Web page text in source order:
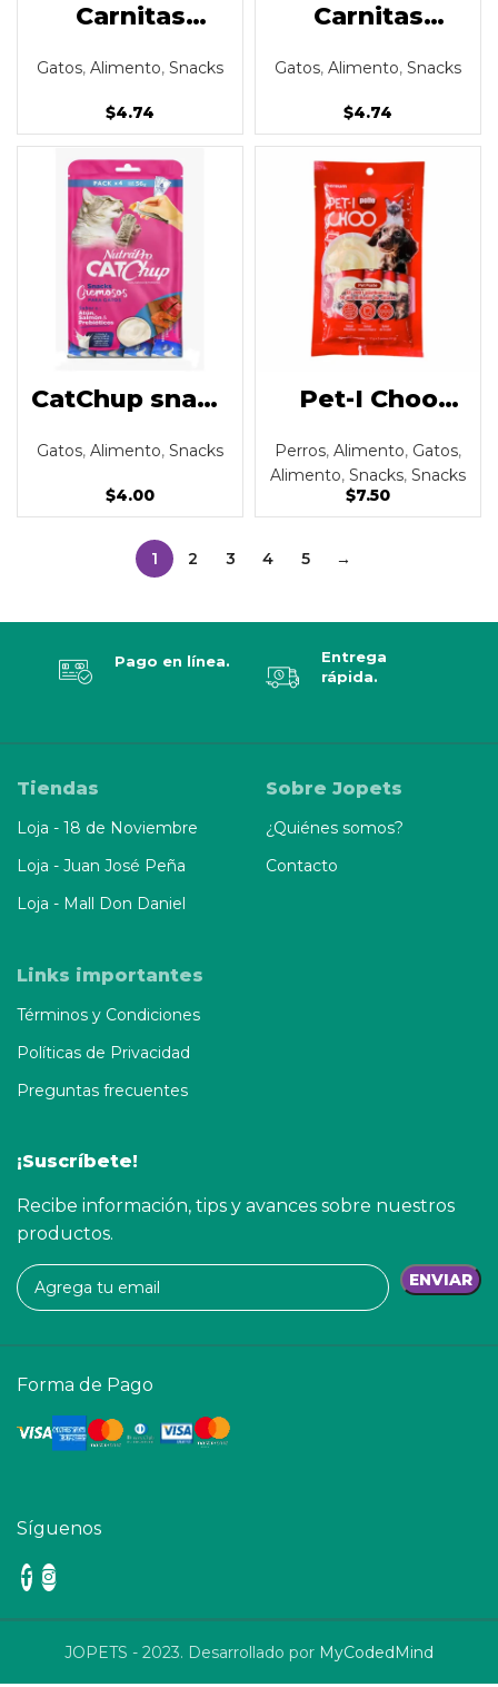
Carnitas
para gato
sabor a cerdo
Gatos, Alimento, Snacks
$4.74
Carnitas
para gato
sabor a pollo
Gatos, Alimento, Snacks
$4.74
CatChup snack
gato sabor a
atún, salmón y
prebióticos
packx4
Gatos, Alimento, Snacks
$4.00
Pet-I Choo
perros y gatos
con
Perros, Alimento, Gatos,
Alimento, Snacks, Snacks
$7.50
1 2 3 4 5 →
Pago en línea.
Entrega
rápida.
Tiendas
Loja - 18 de Noviembre
Loja - Juan José Peña
Loja - Mall Don Daniel
Sobre Jopets
¿Quiénes somos?
Contacto
Links importantes
Términos y Condiciones
Políticas de Privacidad
Preguntas frecuentes
¡Suscríbete!
Recibe información, tips y avances sobre nuestros
productos.
Forma de Pago
Síguenos
JOPETS - 2023. Desarrollado por MyCodedMind